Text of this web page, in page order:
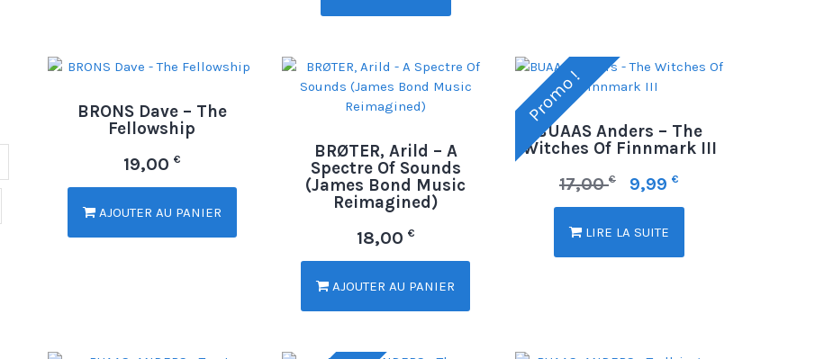
BRONS Dave – The
Fellowship
19,00 €
AJOUTER AU PANIER
BRØTER, Arild – A
Spectre Of Sounds
(James Bond Music
Reimagined)
18,00 €
AJOUTER AU PANIER
Promo !
BUAAS Anders – The
Witches Of Finnmark III
17,00€ 9,99 €
LIRE LA SUITE